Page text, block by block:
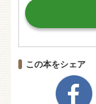
この本をシェア